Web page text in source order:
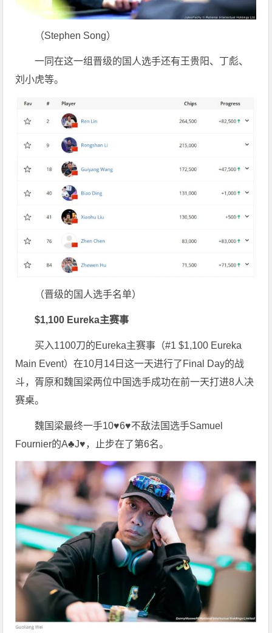
（Stephen Song）
一同在这一组晋级的国人选手还有王贵阳、丁彪、
刘小虎等。
（晋级的国人选手名单）
$1,100 Eureka主赛事
买入1100刀的Eureka主赛事（#1 $1,100 Eureka
Main Event）在10月14日这一天进行了Final Day的战
斗，胥原和魏国梁两位中国选手成功在前一天打进8人决
赛桌。
魏国梁最终一手10♥6♥不敌法国选手Samuel
Fournier的A♣J♥，止步在了第6名。